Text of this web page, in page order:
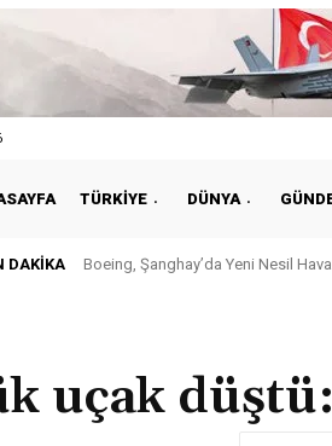
TÜRKIYE DÜNYA
DAKIKA Boeing, Şanghay’da Yeni Nesil
Türkiye ile Vietnam Arasında
uçak